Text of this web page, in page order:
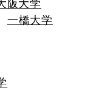
一橋大学